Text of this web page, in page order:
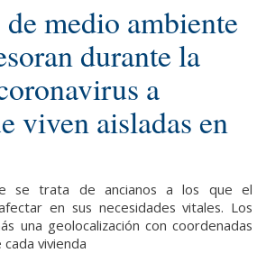
medio ambiente
durante la
a
viven aisladas en
se trata de ancianos a los que el
en sus necesidades vitales. Los
una geolocalización con coordenadas
vivienda